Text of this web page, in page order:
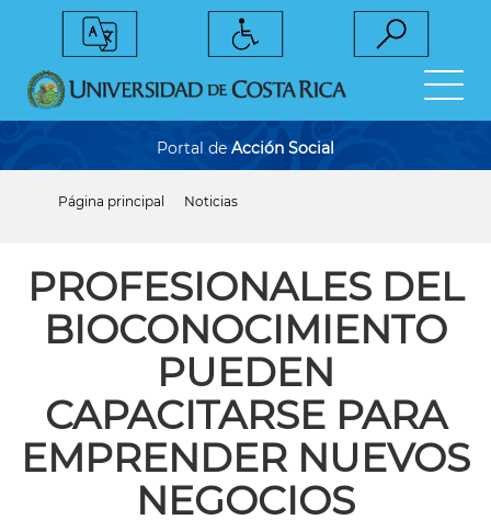
Portal de Acción Social
ayuda
a
navegación
Página principal Noticias
PROFESIONALES DEL
BIOCONOCIMIENTO
PUEDEN
CAPACITARSE PARA
EMPRENDER NUEVOS
NEGOCIOS